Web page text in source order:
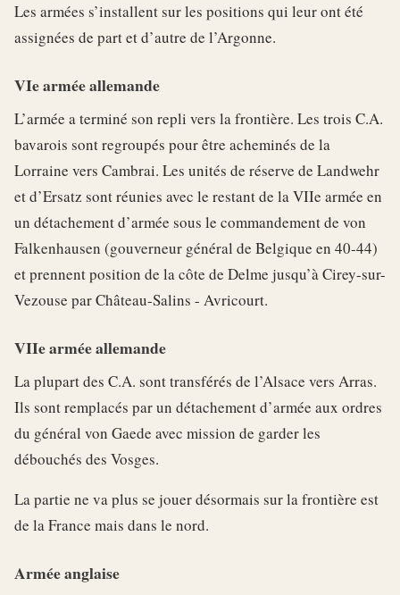
Les armées s’installent sur les positions qui leur ont été
assignées de part et d’autre de l’Argonne.
VIe armée allemande
L’armée a terminé son repli vers la frontière. Les trois C.A.
bavarois sont regroupés pour être acheminés de la
Lorraine vers Cambrai. Les unités de réserve de Landwehr
et d’Ersatz sont réunies avec le restant de la VIIe armée en
un détachement d’armée sous le commandement de von
Falkenhausen (gouverneur général de Belgique en 40-44)
et prennent position de la côte de Delme jusqu’à Cirey-sur-
Vezouse par Château-Salins - Avricourt.
VIIe armée allemande
La plupart des C.A. sont transférés de l’Alsace vers Arras.
Ils sont remplacés par un détachement d’armée aux ordres
du général von Gaede avec mission de garder les
débouchés des Vosges.
La partie ne va plus se jouer désormais sur la frontière est
de la France mais dans le nord.
Armée anglaise